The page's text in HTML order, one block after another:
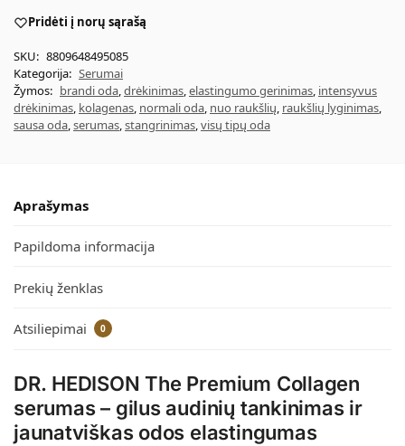
Pridėti į norų sąrašą
SKU: 8809648495085
Kategorija: Serumai
Žymos: brandi oda,drėkinimas,elastingumo gerinimas, intensyvus
drėkinimas, kolagenas, normali oda, nuo raukšlių, raukšlių lyginimas,
sausa oda,serumas,stangrinimas,visų tipų oda
Aprašymas
Papildoma informacija
Prekių ženklas
Atsiliepimai 0
DR. HEDISON The Premium Collagen
serumas – gilus audinių tankinimas ir
jaunatviškas odos elastingumas